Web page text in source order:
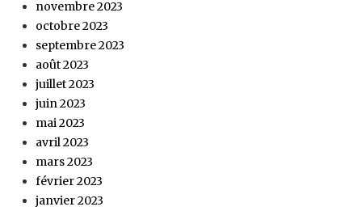
novembre 2023
octobre 2023
septembre 2023
août 2023
juillet 2023
juin 2023
mai 2023
avril 2023
mars 2023
février 2023
janvier 2023